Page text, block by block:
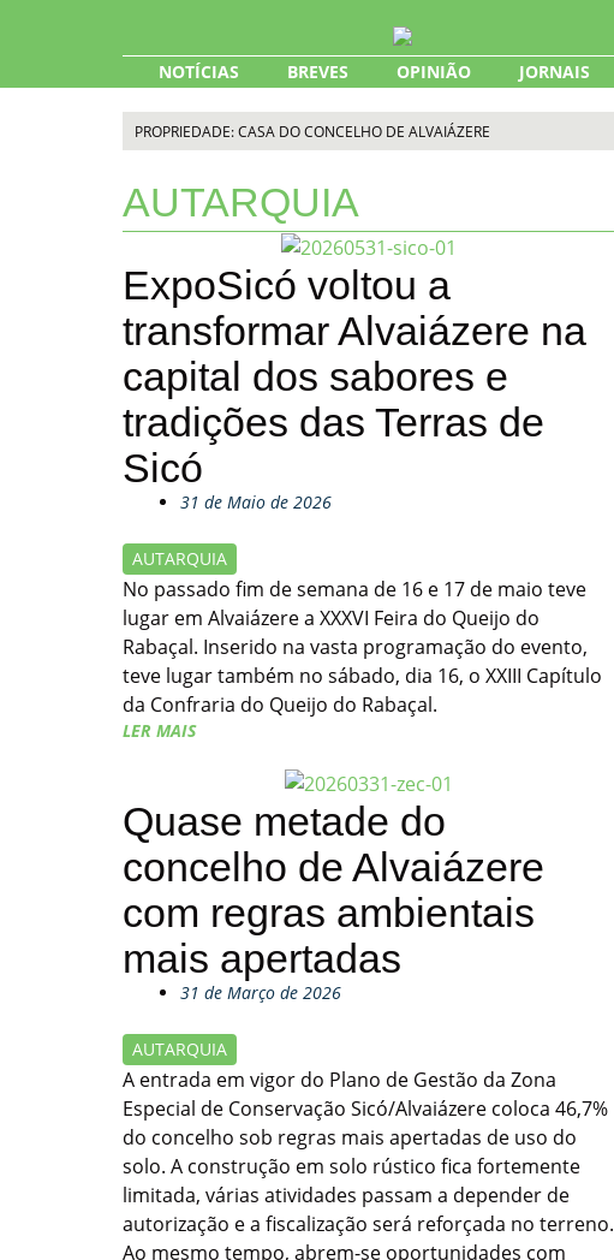
NOTÍCIAS BREVES OPINIÃO JORNAIS
PROPRIEDADE: CASA DO CONCELHO DE ALVAIÁZERE
AUTARQUIA
ExpoSicó voltou a
transformar Alvaiázere na
capital dos sabores e
tradições das Terras de
Sicó
31 de Maio de 2026
AUTARQUIA
No passado fim de semana de 16 e 17 de maio teve
lugar em Alvaiázere a XXXVI Feira do Queijo do
Rabaçal. Inserido na vasta programação do evento,
teve lugar também no sábado, dia 16, o XXIII Capítulo
da Confraria do Queijo do Rabaçal.
LER MAIS
Quase metade do
concelho de Alvaiázere
com regras ambientais
mais apertadas
31 de Março de 2026
AUTARQUIA
A entrada em vigor do Plano de Gestão da Zona
Especial de Conservação Sicó/Alvaiázere coloca 46,7%
do concelho sob regras mais apertadas de uso do
solo. A construção em solo rústico fica fortemente
limitada, várias atividades passam a depender de
autorização e a fiscalização será reforçada no terreno.
Ao mesmo tempo, abrem-se oportunidades com